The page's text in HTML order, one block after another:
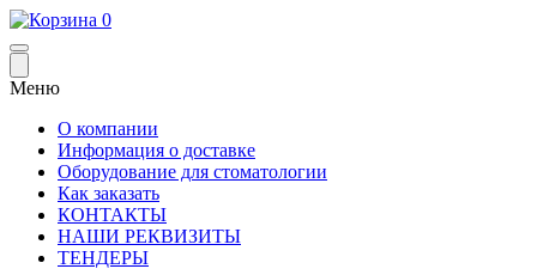
0
Меню
О компании
Информация о доставке
Оборудование для стоматологии
Как заказать
КОНТАКТЫ
НАШИ РЕКВИЗИТЫ
ТЕНДЕРЫ